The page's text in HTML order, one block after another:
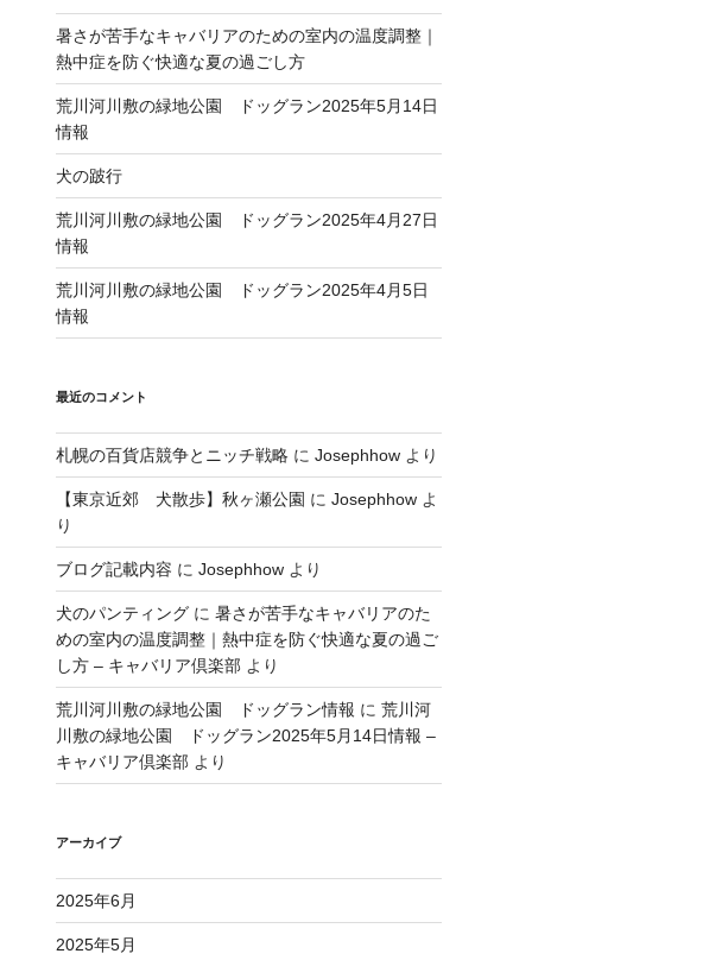
暑さが苦手なキャバリアのための室内の温度調整｜
熱中症を防ぐ快適な夏の過ごし方
荒川河川敷の緑地公園 ドッグラン2025年5月14日
情報
犬の跛行
荒川河川敷の緑地公園 ドッグラン2025年4月27日
情報
荒川河川敷の緑地公園 ドッグラン2025年4月5日
情報
最近のコメント
札幌の百貨店競争とニッチ戦略に Josephhowより
【東京近郊 犬散歩】秋ヶ瀬公園 に Josephhowよ
り
ブログ記載内容 に Josephhowより
犬のパンティングに 暑さが苦手なキャバリアのた
めの室内の温度調整｜熱中症を防ぐ快適な夏の過ご
し方 – キャバリア倶楽部より
荒川河川敷の緑地公園 ドッグラン情報 に 荒川河
川敷の緑地公園 ドッグラン2025年5月14日情報 –
キャバリア倶楽部より
アーカイブ
2025年6月
2025年5月